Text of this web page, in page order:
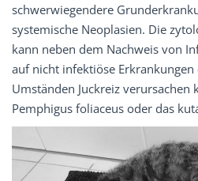
schwerwiegendere
systemische Neoplasien. Die
kann neben dem Nachweis von
auf nicht infektiöse
Umständen Juckreiz verursachen
Pemphigus foliaceus oder das